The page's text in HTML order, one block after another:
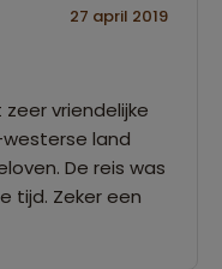
27 april 2019
vriendelijke
land
De reis was
tijd. Zeker een